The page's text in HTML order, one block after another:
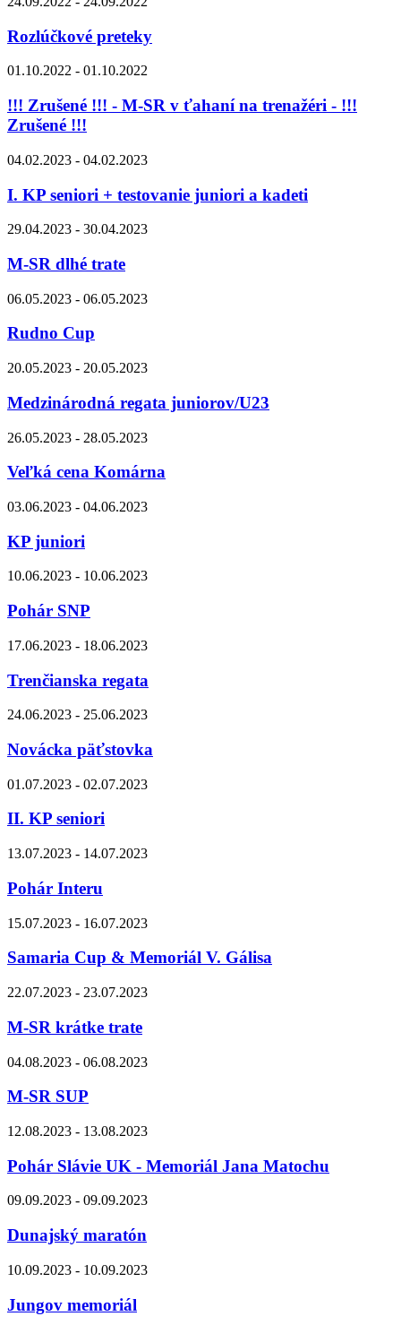
Rozlúčkové preteky
01.10.2022 - 01.10.2022
!!! Zrušené !!! - M-SR v ťahaní na trenažéri - !!!
Zrušené !!!
04.02.2023 - 04.02.2023
I. KP seniori + testovanie juniori a kadeti
29.04.2023 - 30.04.2023
M-SR dlhé trate
06.05.2023 - 06.05.2023
Rudno Cup
20.05.2023 - 20.05.2023
Medzinárodná regata juniorov/U23
26.05.2023 - 28.05.2023
Veľká cena Komárna
03.06.2023 - 04.06.2023
KP juniori
10.06.2023 - 10.06.2023
Pohár SNP
17.06.2023 - 18.06.2023
Trenčianska regata
24.06.2023 - 25.06.2023
Novácka päťstovka
01.07.2023 - 02.07.2023
II. KP seniori
13.07.2023 - 14.07.2023
Pohár Interu
15.07.2023 - 16.07.2023
Samaria Cup & Memoriál V. Gálisa
22.07.2023 - 23.07.2023
M-SR krátke trate
04.08.2023 - 06.08.2023
M-SR SUP
12.08.2023 - 13.08.2023
Pohár Slávie UK - Memoriál Jana Matochu
09.09.2023 - 09.09.2023
Dunajský maratón
10.09.2023 - 10.09.2023
Jungov memoriál